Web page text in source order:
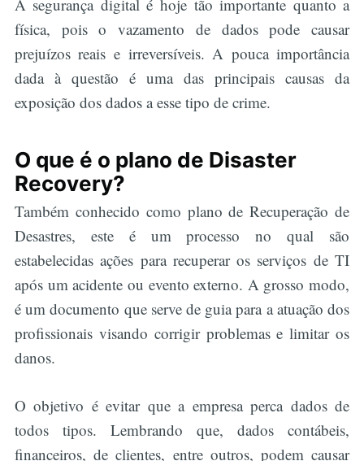
A segurança digital é hoje tão importante quanto a
física, pois o vazamento de dados pode causar
prejuízos reais e irreversíveis. A pouca importância
dada à questão é uma das principais causas da
exposição dos dados a esse tipo de crime.
O que é o plano de Disaster
Recovery?
Também conhecido como plano de Recuperação de
Desastres, este é um processo no qual são
estabelecidas ações para recuperar os serviços de TI
após um acidente ou evento externo. A grosso modo,
é um documento que serve de guia para a atuação dos
profissionais visando corrigir problemas e limitar os
danos.
O objetivo é evitar que a empresa perca dados de
todos tipos. Lembrando que, dados contábeis,
financeiros, de clientes, entre outros, podem causar